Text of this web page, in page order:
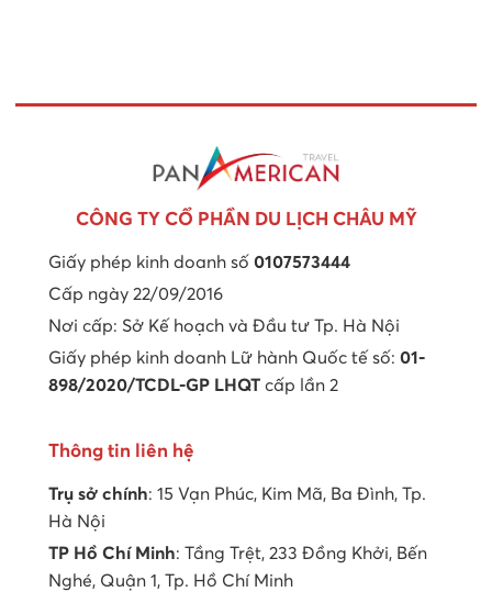
CÔNG TY CỔ PHẦN DU LỊCH CHÂU MỸ
Giấy phép kinh doanh số 0107573444
Cấp ngày 22/09/2016
Nơi cấp: Sở Kế hoạch và Đầu tư Tp. Hà Nội
Giấy phép kinh doanh Lữ hành Quốc tế số: 01-
898/2020/TCDL-GP LHQT cấp lần 2
Thông tin liên hệ
Trụ sở chính: 15 Vạn Phúc, Kim Mã, Ba Đình, Tp.
Hà Nội
TP Hồ Chí Minh: Tầng Trệt, 233 Đồng Khởi, Bến
Nghé, Quận 1, Tp. Hồ Chí Minh